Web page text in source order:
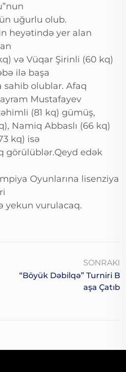
uğurlu olub.
heyətində yer alan
və Vüqar Şirinli (60 kq)
ilə başa
sahib olublar. Afaq
Mustafayev
(81 kq) gümüş,
Namiq Abbaslı (66 kq)
kq) isə
görülüblər.Qeyd edək
Oyunlarına lisenziya
yekun vurulacaq.
SONRAKI
“Böyük Dəbilqə” Turniri B
Aşa Çatıb